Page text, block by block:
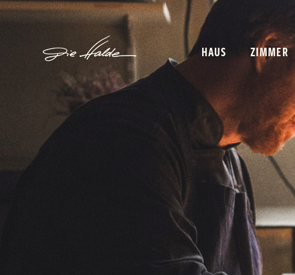
HAUS ZIMMER